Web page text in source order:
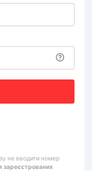
не вводити номер
зареєстрованих